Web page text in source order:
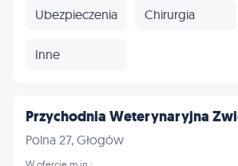
Ubezpieczenia Chirurgia
Inne
Przychodnia Weterynaryjna
Polna 27, Głogów